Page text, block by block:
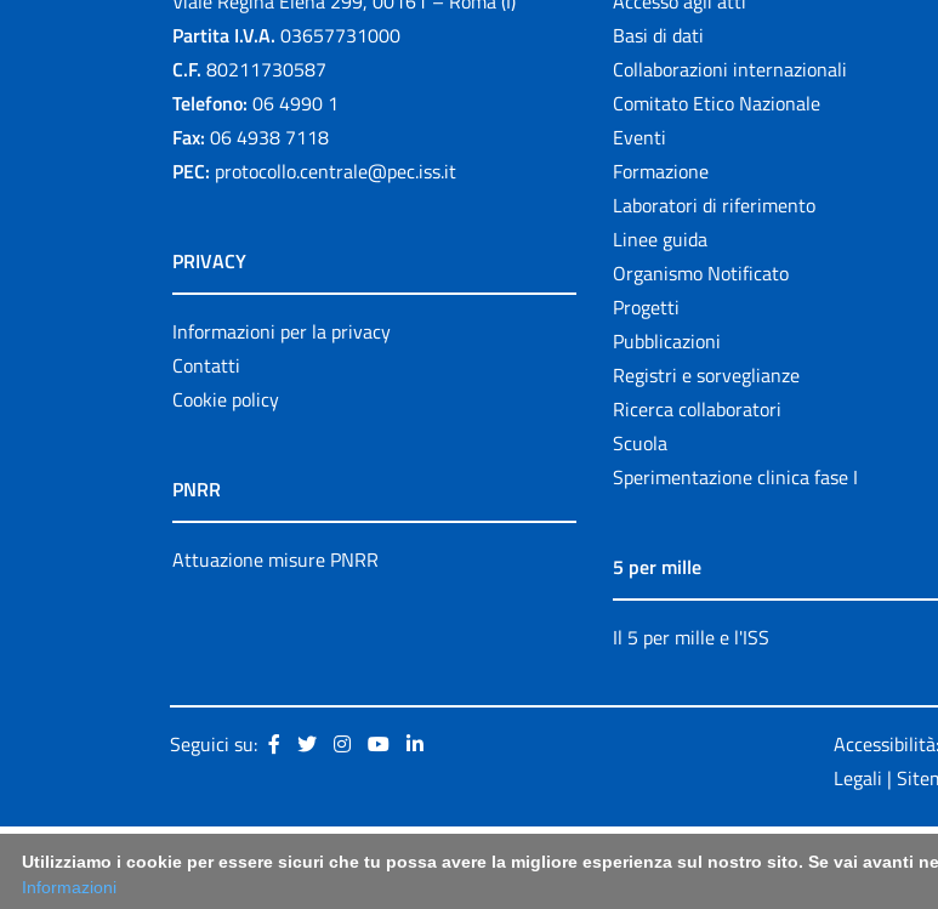
Partita I.V.A. 03657731000
C.F. 80211730587
Telefono: 06 4990 1
Fax: 06 4938 7118
PEC: protocollo.centrale@pec.iss.it
PRIVACY
Informazioni per la privacy
Contatti
Cookie policy
PNRR
Attuazione misure PNRR
Basi di dati
Collaborazioni internazionali
Comitato Etico Nazionale
Eventi
Formazione
Laboratori di riferimento
Linee guida
Organismo Notificato
Progetti
Pubblicazioni
Registri e sorveglianze
Ricerca collaboratori
Scuola
Sperimentazione clinica fase I
5 per mille
Il 5 per mille e l'ISS
Seguici su:
Legali |
Utilizziamo i cookie per essere sicuri che tu possa avere la migliore esperienza sul nostro sito. Se vai avanti
Informazioni